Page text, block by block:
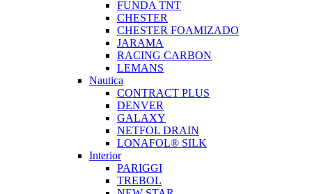
FUNDA TNT
CHESTER
CHESTER FOAMIZADO
JARAMA
RACING CARBON
LEMANS
Nautica
CONTRACT PLUS
DENVER
GALAXY
NETFOL DRAIN
LONAFOL® SILK
Interior
PARIGGI
TREBOL